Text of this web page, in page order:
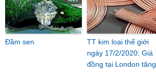
Đầm sen
TT kim loại thế giới
ngày 17/2/2020: Giá
đồng tại London tăng